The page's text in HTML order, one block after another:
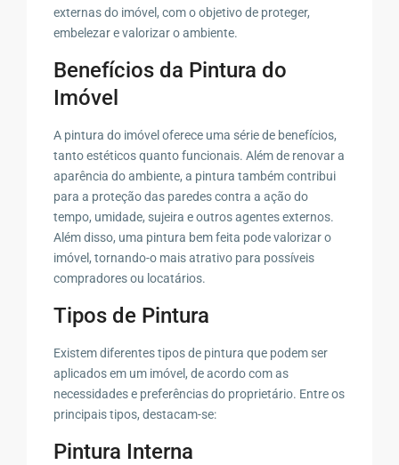
externas do imóvel, com o objetivo de proteger,
embelezar e valorizar o ambiente.
Benefícios da Pintura do
Imóvel
A pintura do imóvel oferece uma série de benefícios,
tanto estéticos quanto funcionais. Além de renovar a
aparência do ambiente, a pintura também contribui
para a proteção das paredes contra a ação do
tempo, umidade, sujeira e outros agentes externos.
Além disso, uma pintura bem feita pode valorizar o
imóvel, tornando-o mais atrativo para possíveis
compradores ou locatários.
Tipos de Pintura
Existem diferentes tipos de pintura que podem ser
aplicados em um imóvel, de acordo com as
necessidades e preferências do proprietário. Entre os
principais tipos, destacam-se:
Pintura Interna